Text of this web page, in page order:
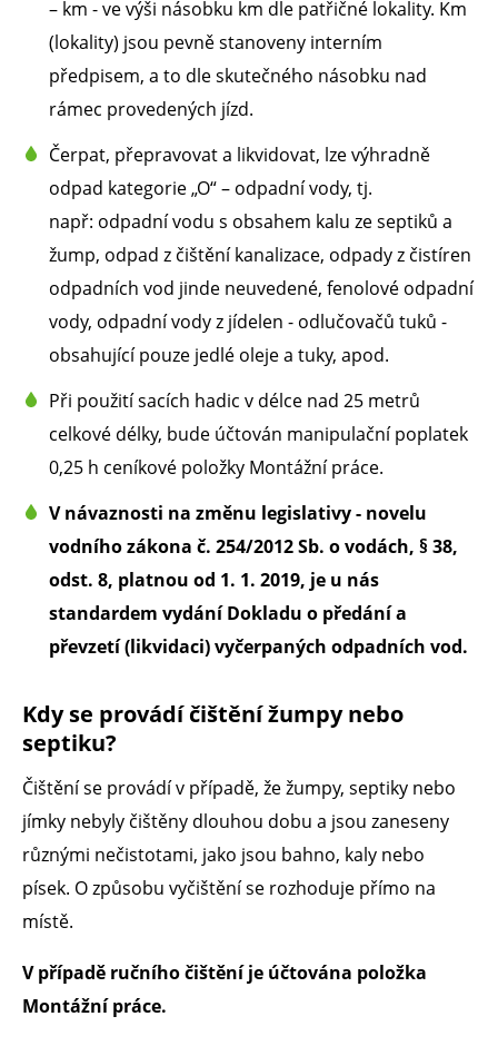
– km - ve výši násobku km dle patřičné lokality. Km
(lokality) jsou pevně stanoveny interním
předpisem, a to dle skutečného násobku nad
rámec provedených jízd.
Čerpat, přepravovat a likvidovat, lze výhradně
odpad kategorie „O“ – odpadní vody, tj.
např: odpadní vodu s obsahem kalu ze septiků a
žump, odpad z čištění kanalizace, odpady z čistíren
odpadních vod jinde neuvedené, fenolové odpadní
vody, odpadní vody z jídelen - odlučovačů tuků -
obsahující pouze jedlé oleje a tuky, apod.
Při použití sacích hadic v délce nad 25 metrů
celkové délky, bude účtován manipulační poplatek
0,25 h ceníkové položky Montážní práce.
V návaznosti na změnu legislativy - novelu
vodního zákona č. 254/2012 Sb. o vodách, § 38,
odst. 8, platnou od 1. 1. 2019, je u nás
standardem vydání Dokladu o předání a
převzetí (likvidaci) vyčerpaných odpadních vod.
Kdy se provádí čištění žumpy nebo
septiku?
Čištění se provádí v případě, že žumpy, septiky nebo
jímky nebyly čištěny dlouhou dobu a jsou zaneseny
různými nečistotami, jako jsou bahno, kaly nebo
písek. O způsobu vyčištění se rozhoduje přímo na
místě.
V případě ručního čištění je účtována položka
Montážní práce.